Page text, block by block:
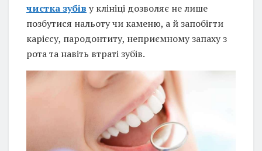
чистка зубів у клініці дозволяє не лише
позбутися нальоту чи каменю, а й запобігти
карієсу, пародонтиту, неприємному запаху з
рота та навіть втраті зубів.